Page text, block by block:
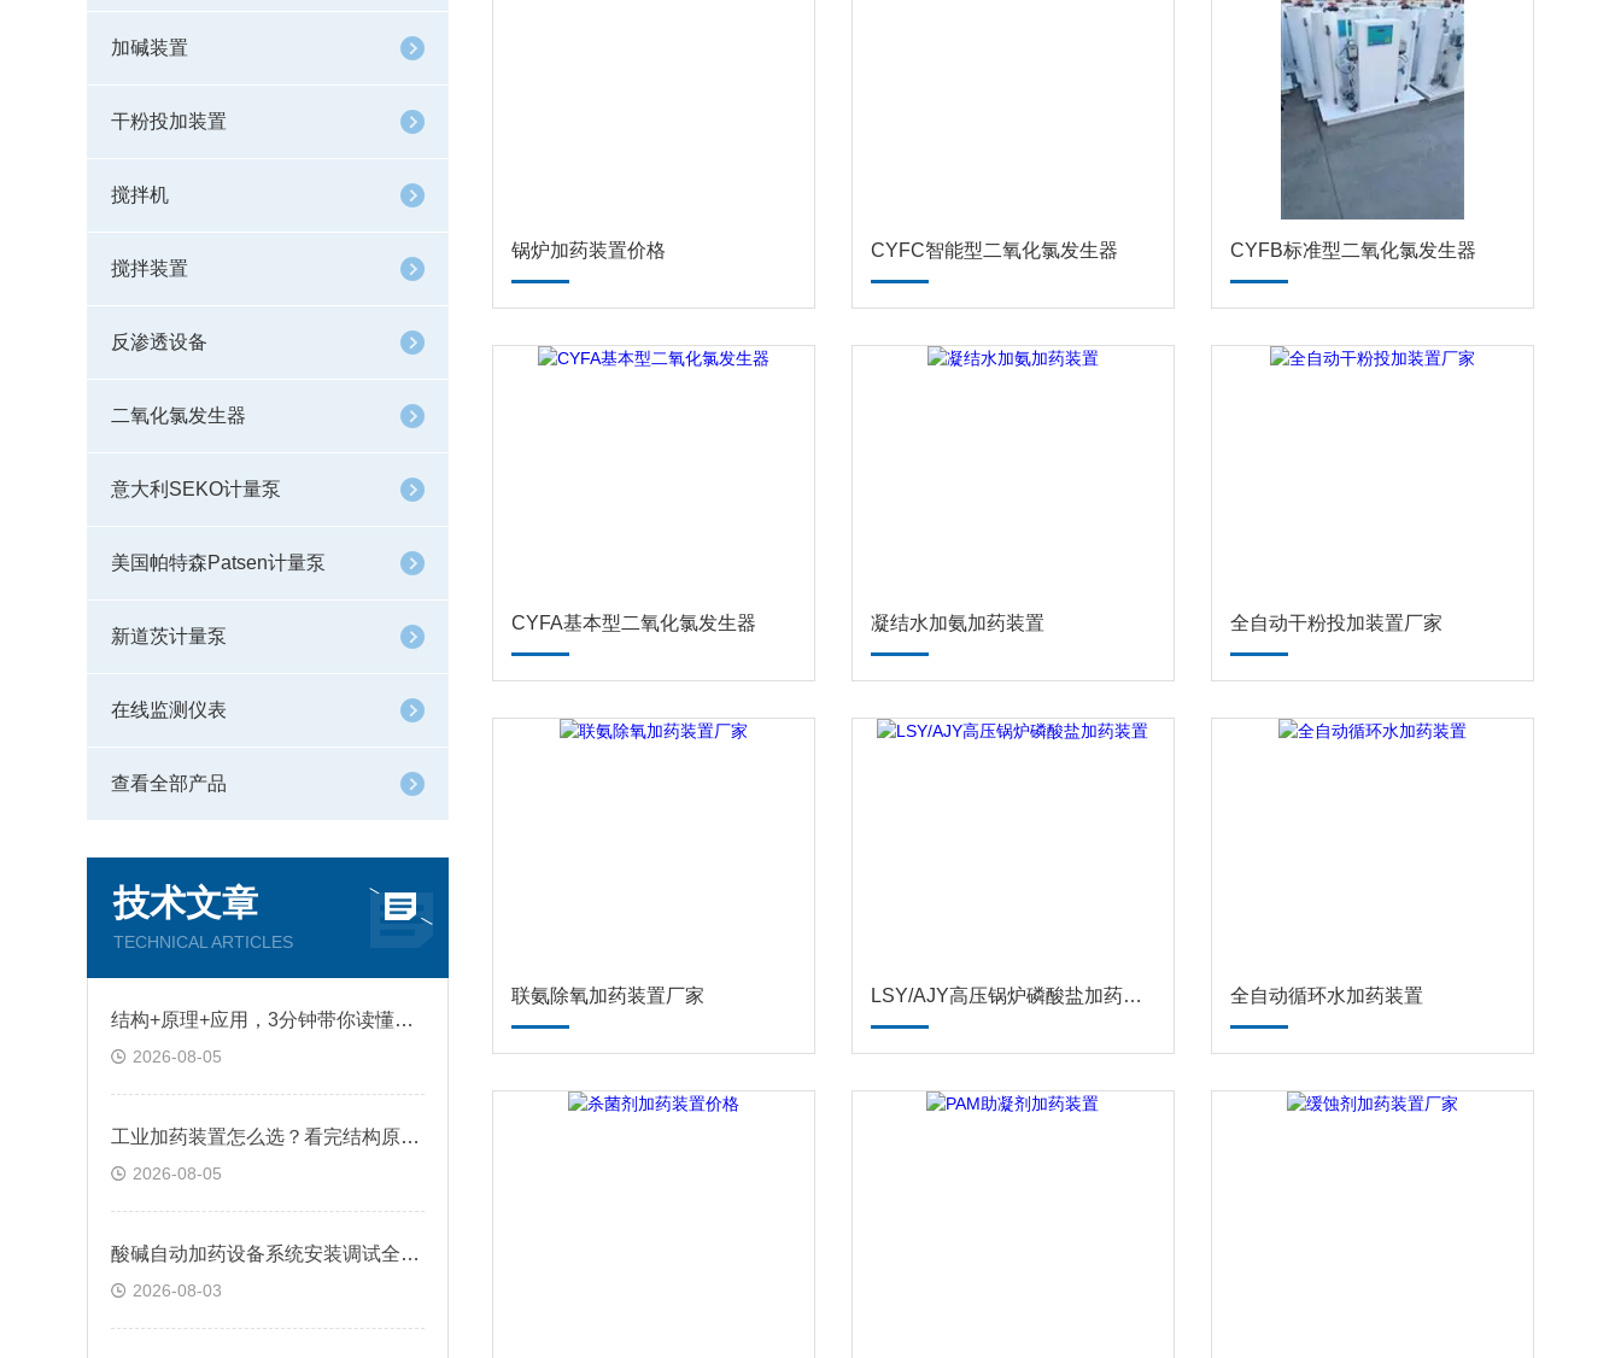
加碱装置
干粉投加装置
搅拌机
搅拌装置
反渗透设备
二氧化氯发生器
意大利SEKO计量泵
美国帕特森Patsen计量泵
新道茨计量泵
在线监测仪表
查看全部产品
技术文章
TECHNICAL ARTICLES
结构+原理+应用，3分钟带你读懂一体化自动加药装置
2026-08-05
工业加药装置怎么选？看完结构原理再不踩坑
2026-08-05
酸碱自动加药设备系统安装调试全流程，这几步千万别跳过
2026-08-03
锅炉加药装置价格 CYFC智能型二氧化氯发生器 CYFB标准型二氧化氯发生器
CYFA基本型二氧化氯发生器 凝结水加氨加药装置 全自动干粉投加装置厂家
联氨除氧加药装置厂家 LSY/AJY高压锅炉磷酸盐加药装置 全自动循环水加药装置